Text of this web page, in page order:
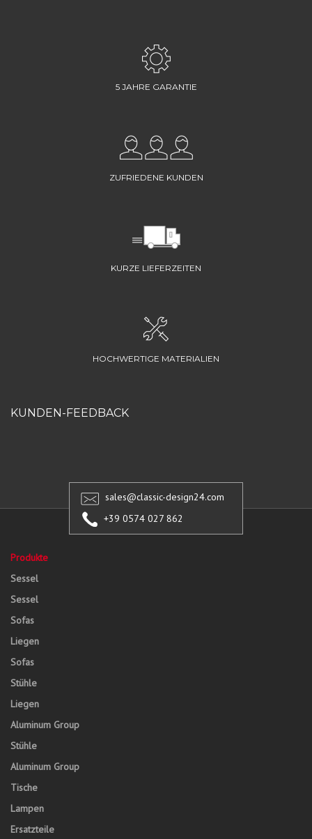
5 JAHRE GARANTIE
ZUFRIEDENE KUNDEN
KURZE LIEFERZEITEN
HOCHWERTIGE MATERIALIEN
KUNDEN-FEEDBACK
sales@classic-design24.com
+39 0574 027 862
Produkte
Sessel
Sessel
Sofas
Liegen
Sofas
Stühle
Liegen
Aluminum Group
Stühle
Aluminum Group
Tische
Lampen
Ersatzteile